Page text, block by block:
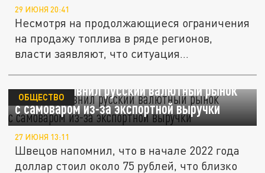
29 ИЮНЯ 20:41
Несмотря на продолжающиеся ограничения
на продажу топлива в ряде регионов,
власти заявляют, что ситуация...
Швецов сравнил русский валютный рынок
с самоваром из-за экспортной выручки
ОБЩЕСТВО
27 ИЮНЯ 13:11
Швецов напомнил, что в начале 2022 года
доллар стоил около 75 рублей, что близко